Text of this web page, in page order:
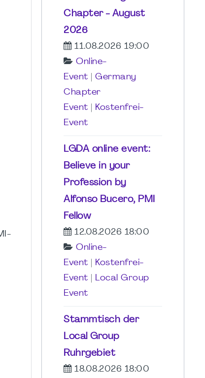
Chapter - August
2026
11.08.2026 19:00
Online-
Event
Germany
Chapter
Event
Kostenfrei-
Event
LGDA online event:
Believe in your
Profession by
Alfonso Bucero, PMI
Fellow
12.08.2026 18:00
Online-
Event
Kostenfrei-
Event
Local Group
Event
Stammtisch der
Local Group
Ruhrgebiet
18.08.2026 18:00